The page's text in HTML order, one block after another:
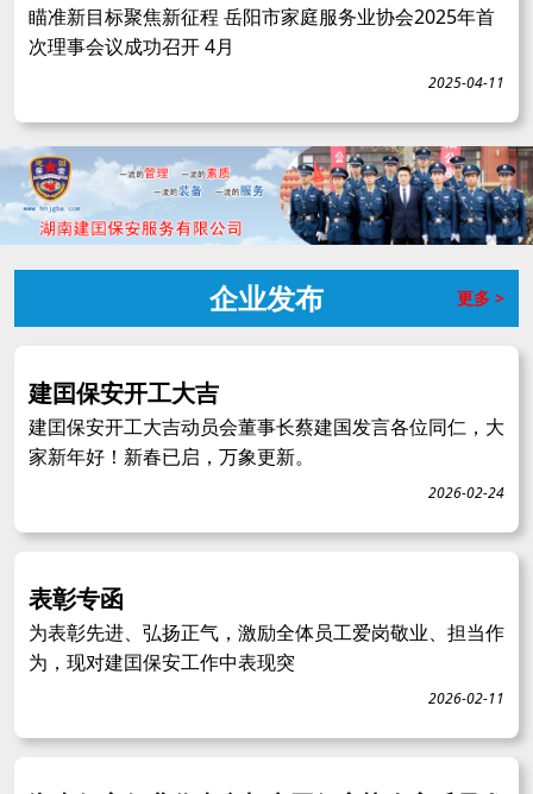
瞄准新目标聚焦新征程 岳阳市家庭服务业协会2025年首
次理事会议成功召开 4月
2025-04-11
企业发布 更多 >
建囯保安开工大吉
建囯保安开工大吉动员会董事长蔡建国发言各位同仁，大
家新年好！新春已启，万象更新。
2026-02-24
表彰专函
为表彰先进、弘扬正气，激励全体员工爱岗敬业、担当作
为，现对建囯保安工作中表现突
2026-02-11